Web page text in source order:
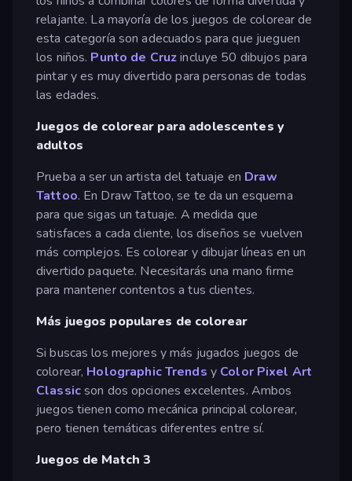
relajante. La mayoría de los juegos de colorear de
esta categoría son adecuados para que jueguen
los niños. Punto de Cruzincluye 50 dibujos para
pintar y es muy divertido para personas de todas
las edades.
Juegos de colorear para adolescentes y
adultos
Prueba a ser un artista del tatuaje en Draw
Tattoo. En Draw Tattoo, se te da un esquema
para que sigas un tatuaje. A medida que
satisfaces a cada cliente, los diseños se vuelven
más complejos. Es colorear y dibujar líneas en un
divertido paquete. Necesitarás una mano firme
para mantener contentos a tus clientes.
Más juegos populares de colorear
Si buscas los mejores y más jugados juegos de
colorear, Holographic Trends y Color Pixel Art
Classicson dos opciones excelentes. Ambos
juegos tienen como mecánica principal colorear,
pero tienen temáticas diferentes entre sí.
Juegos de Match 3